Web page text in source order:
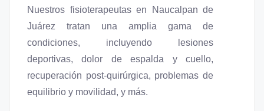
Nuestros fisioterapeutas en Naucalpan de
Juárez tratan una amplia gama de
condiciones, incluyendo lesiones
deportivas, dolor de espalda y cuello,
recuperación post-quirúrgica, problemas de
equilibrio y movilidad, y más.